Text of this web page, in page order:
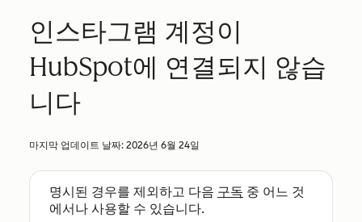
인스타그램 계정이
HubSpot에 연결되지 않습
니다
마지막 업데이트 날짜: 2026년 6월 24일
명시된 경우를 제외하고 다음 구독 중 어느 것
에서나 사용할 수 있습니다.